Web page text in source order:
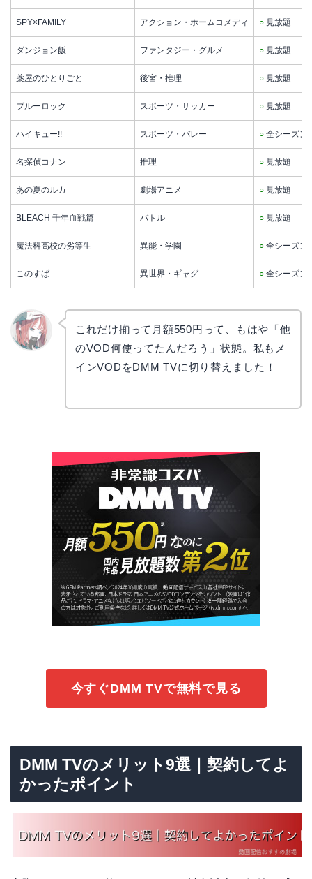
SPY×FAMILY アクション・ホームコメディ ○ 見放題
ダンジョン飯 ファンタジー・グルメ ○ 見放題
薬屋のひとりごと 後宮・推理 ○ 見放題
ブルーロック スポーツ・サッカー ○ 見放題
ハイキュー!! スポーツ・バレー ○ 全シーズン
名探偵コナン 推理 ○ 見放題
あの夏のルカ 劇場アニメ ○ 見放題
BLEACH 千年血戦篇 バトル ○ 見放題
魔法科高校の劣等生 異能・学園 ○ 全シーズン
このすば 異世界・ギャグ ○ 全シーズン
これだけ揃って月額550円って、もはや「他
のVOD何使ってたんだろう」状態。私もメ
インVODをDMM TVに切り替えました！
今すぐDMM TVで無料で見る
DMM TVのメリット9選｜契約してよ
かったポイント